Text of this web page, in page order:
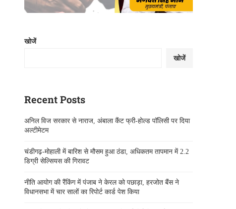
खोजें
खोजें
Recent Posts
अनिल विज सरकार से नाराज, अंबाला कैंट फ्री-होल्ड पॉलिसी पर दिया
अल्टीमेटम
चंडीगढ़-मोहाली में बारिश से मौसम हुआ ठंडा, अधिकतम तापमान में 2.2
डिग्री सेल्सियस की गिरावट
नीति आयोग की रैंकिंग में पंजाब ने केरल को पछाड़ा, हरजोत बैंस ने
विधानसभा में चार सालों का रिपोर्ट कार्ड पेश किया